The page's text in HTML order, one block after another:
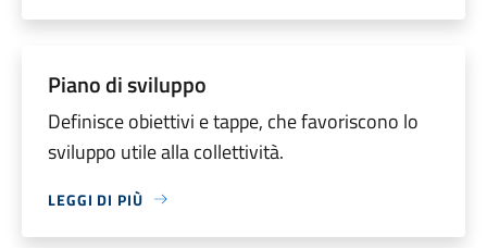
Piano di sviluppo
Definisce obiettivi e tappe, che favoriscono lo
sviluppo utile alla collettività.
LEGGI DI PIÙ